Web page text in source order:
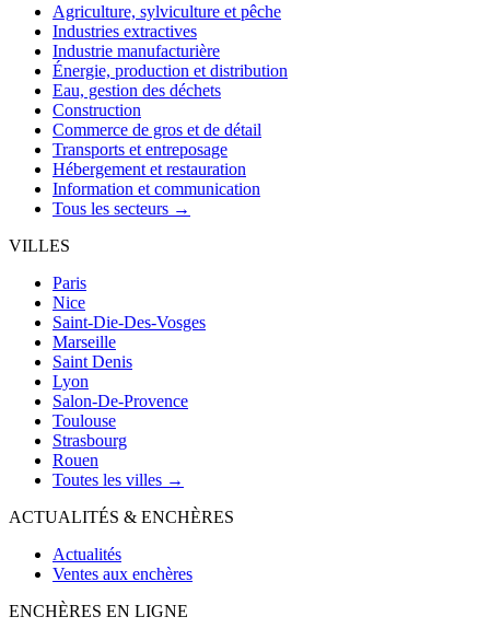
Agriculture, sylviculture et pêche
Industries extractives
Industrie manufacturière
Énergie, production et distribution
Eau, gestion des déchets
Construction
Commerce de gros et de détail
Transports et entreposage
Hébergement et restauration
Information et communication
Tous les secteurs →
VILLES
Paris
Nice
Saint-Die-Des-Vosges
Marseille
Saint Denis
Lyon
Salon-De-Provence
Toulouse
Strasbourg
Rouen
Toutes les villes →
ACTUALITÉS & ENCHÈRES
Actualités
Ventes aux enchères
ENCHÈRES EN LIGNE